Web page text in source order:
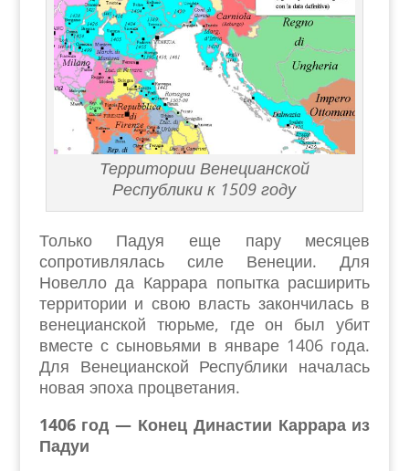
Территории Венецианской
Республики к 1509 году
Только Падуя еще пару месяцев
сопротивлялась силе Венеции. Для
Новелло да Каррара попытка расширить
территории и свою власть закончилась в
венецианской тюрьме, где он был убит
вместе с сыновьями в январе 1406 года.
Для Венецианской Республики началась
новая эпоха процветания.
1406 год — Конец Династии Каррара из
Падуи